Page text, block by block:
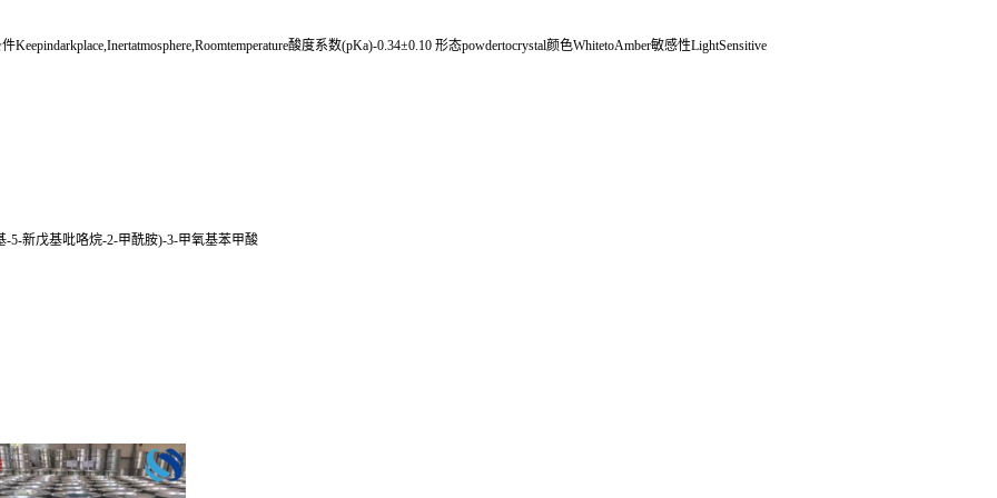
酸度系数(pKa)-0.34±0.10 形态powdertocrystal颜色WhitetoAmber敏感性LightSensitive
-5-新戊基吡咯烷-2-甲酰胺)-3-甲氧基苯甲酸